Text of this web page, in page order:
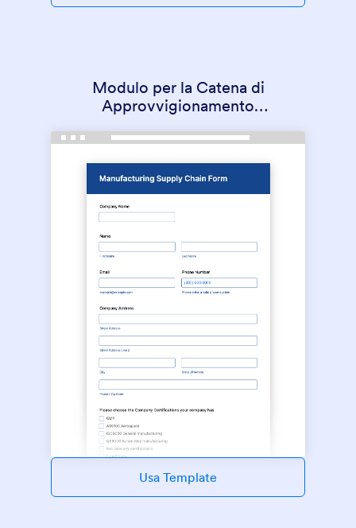
Modulo per la Catena di
Approvvigionamento
Usa Template